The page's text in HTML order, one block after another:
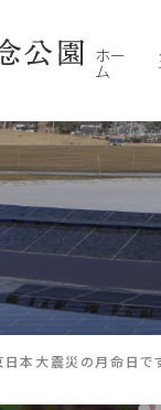
ホー
ム
本大震災の月命日で